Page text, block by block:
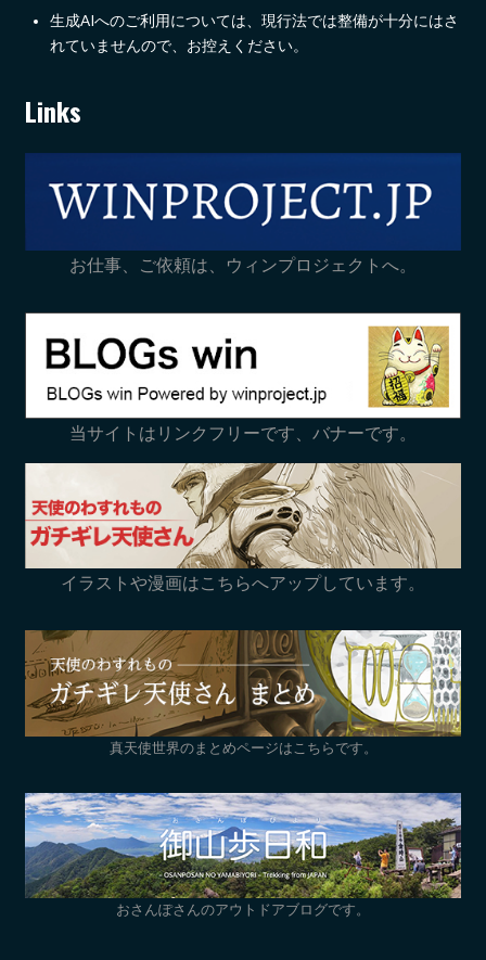
生成AIへのご利用については、現行法では整備が十分にはさ
れていませんので、お控えください。
Links
お仕事、ご依頼は、ウィンプロジェクトへ。
当サイトはリンクフリーです、バナーです。
イラストや漫画はこちらへアップしています。
真天使世界のまとめページはこちらです。
おさんぽさんのアウトドアブログです。